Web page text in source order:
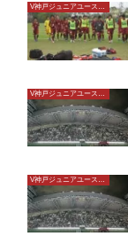
V神戸ジュニアユースU15
V神戸ジュニアユースU15
V神戸ジュニアユースU15